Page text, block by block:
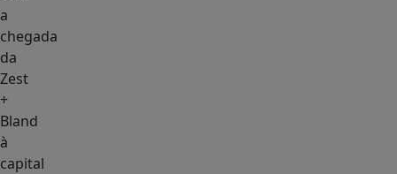
a
chegada
da
Zest
+
Bland
à
capital